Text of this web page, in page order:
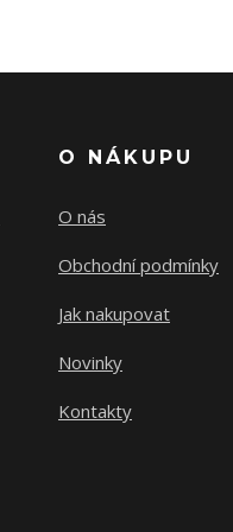
O NÁKUPU
O nás
Obchodní podmínky
Jak nakupovat
Novinky
Kontakty